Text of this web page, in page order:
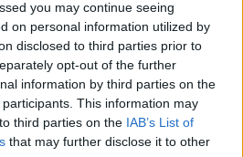
you may continue seeing
on personal information utilized by
disclosed to third parties prior to
opt-out of the further
information by third parties on the
participants. This information may
third parties on the IAB’s List of
that may further disclose it to other